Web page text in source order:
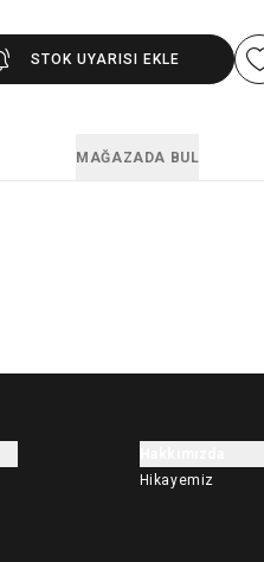
STOK UYARISI EKLE
MAĞAZADA BUL
Hikayemiz